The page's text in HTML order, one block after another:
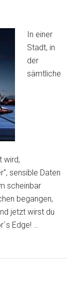
In einer
Stadt, in
der
sämtliche
wird,
sensible Daten
scheinbar
begangen,
jetzt wirst du
Edge! …